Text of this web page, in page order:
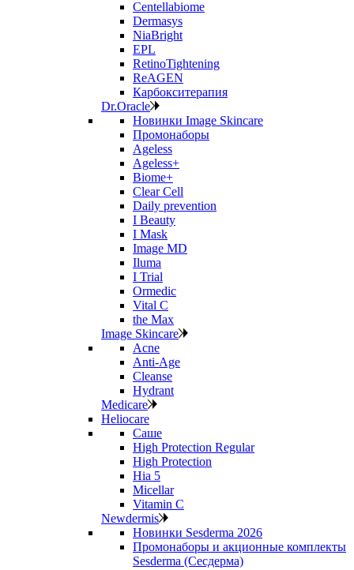
Centellabiome
Dermasys
NiaBright
EPL
RetinoTightening
ReAGEN
Карбокситерапия
Dr.Oracle
Новинки Image Skincare
Промонаборы
Ageless
Ageless+
Biome+
Clear Cell
Daily prevention
I Beauty
I Mask
Image MD
Iluma
I Trial
Ormedic
Vital C
the Max
Image Skincare
Acne
Anti‑Age
Cleanse
Hydrant
Medicare
Heliocare
Саше
High Protection Regular
High Protection
Hia 5
Micellar
Vitamin C
Newdermis
Новинки Sesderma 2026
Промонаборы и акционные комплекты
Sesderma (Сесдерма)